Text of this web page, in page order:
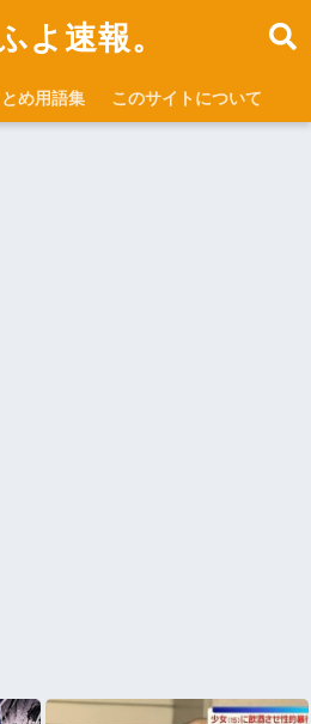
よ速報。
め用語集 このサイトについて